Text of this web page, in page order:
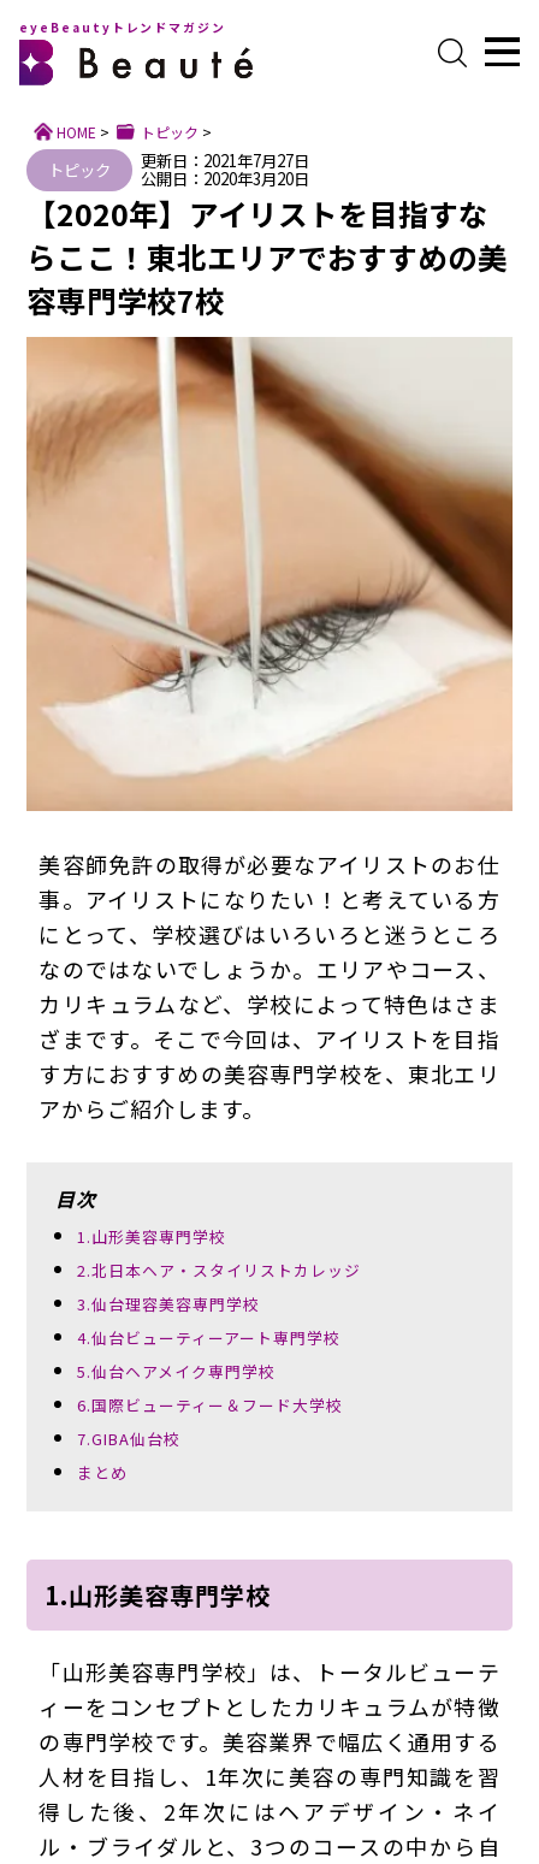
プライバシーポリシー
eyeBeautyトレンドマガジン
HOME > トピック >
トピック 更新日：2021年7月27日
公開日：2020年3月20日
【2020年】アイリストを目指すな
らここ！東北エリアでおすすめの美
容専門学校7校
美容師免許の取得が必要なアイリストのお仕
事。アイリストになりたい！と考えている方
にとって、学校選びはいろいろと迷うところ
なのではないでしょうか。エリアやコース、
カリキュラムなど、学校によって特色はさま
ざまです。そこで今回は、アイリストを目指
す方におすすめの美容専門学校を、東北エリ
アからご紹介します。
目次
1.山形美容専門学校
2.北日本ヘア・スタイリストカレッジ
3.仙台理容美容専門学校
4.仙台ビューティーアート専門学校
5.仙台ヘアメイク専門学校
6.国際ビューティー＆フード大学校
7.GIBA仙台校
まとめ
1.山形美容専門学校
「山形美容専門学校」は、トータルビューテ
ィーをコンセプトとしたカリキュラムが特徴
の専門学校です。美容業界で幅広く通用する
人材を目指し、1年次に美容の専門知識を習
得した後、2年次にはヘアデザイン・ネイ
ル・ブライダルと、3つのコースの中から自